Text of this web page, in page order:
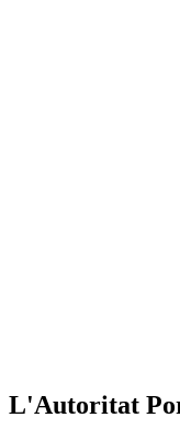
L'Autoritat